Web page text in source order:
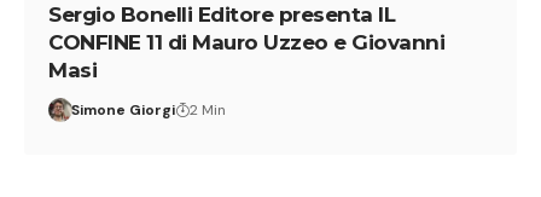
Sergio Bonelli Editore presenta IL
CONFINE 11 di Mauro Uzzeo e Giovanni
Masi
Simone Giorgi 2 Min